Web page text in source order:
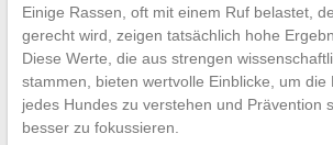
Einige Rassen, oft mit einem Ruf belastet,
gerecht wird, zeigen tatsächlich hohe
Diese Werte, die aus strengen
stammen, bieten wertvolle Einblicke, um die
jedes Hundes zu verstehen und Prävention
besser zu fokussieren.